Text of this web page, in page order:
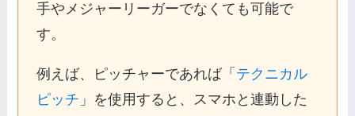
手やメジャーリーガーでなくても可能で
す。
例えば、ピッチャーであれば「 テクニカル
ピッチ 」を使用すると、スマホと連動した